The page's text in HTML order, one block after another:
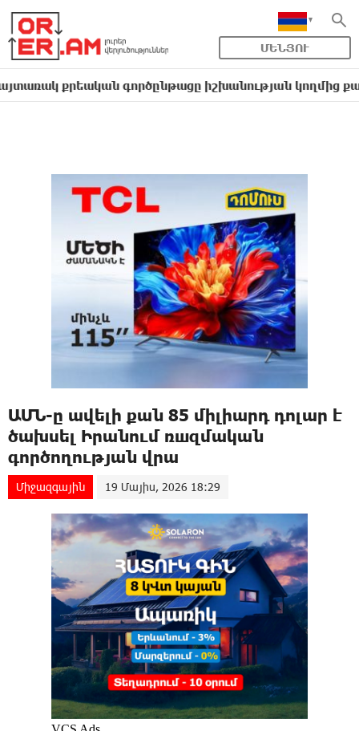
ՄԵՆՅՈՒ
գործընթացը իշխանության կողմից
ԱՄՆ-ը ավելի քան 85 միլիարդ դոլար է
ծախսել Իրանում ռшզմական
գործողության վրա
Միջազգային 19 Մայիս, 2026 18:29